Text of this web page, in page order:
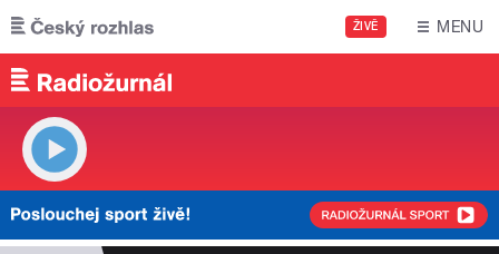
Přejít k hlavnímu obsahu
ŽIVĚ MENU